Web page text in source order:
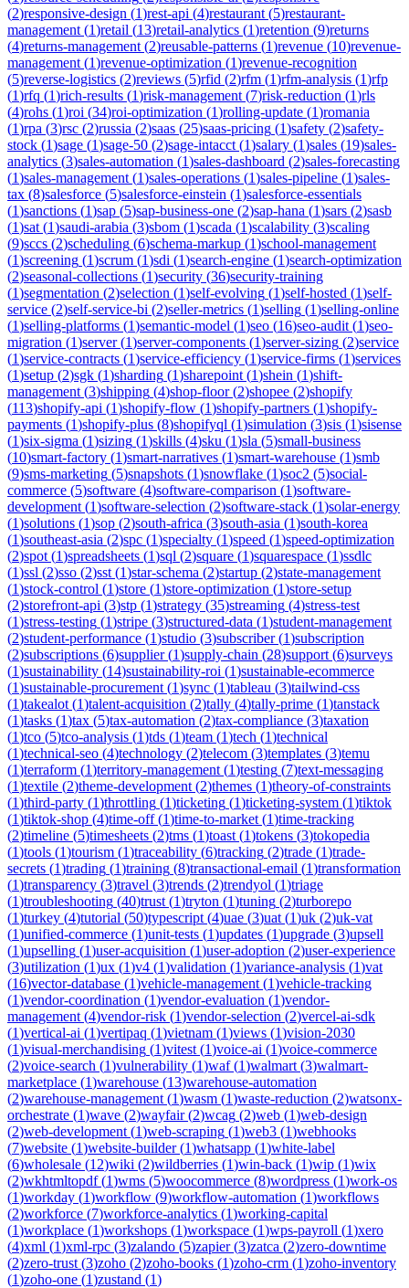
(2)responsive-design (1)rest-api (4)restaurant (5)restaurant-
management (1)retail (13)retail-analytics (1)retention (9)returns
(4)returns-management (2)reusable-patterns (1)revenue (10)revenue-
management (1)revenue-optimization (1)revenue-recognition
(5)reverse-logistics (2)reviews (5)rfid (2)rfm (1)rfm-analysis (1)rfp
(1)rfq (1)rich-results (1)risk-management (7)risk-reduction (1)rls
(4)rohs (1)roi (34)roi-optimization (1)rolling-update (1)romania
(1)rpa (3)rsc (2)russia (2)saas (25)saas-pricing (1)safety (2)safety-
stock (1)sage (1)sage-50 (2)sage-intacct (1)salary (1)sales (19)sales-
analytics (3)sales-automation (1)sales-dashboard (2)sales-forecasting
(1)sales-management (1)sales-operations (1)sales-pipeline (1)sales-
tax (8)salesforce (5)salesforce-einstein (1)salesforce-essentials
(1)sanctions (1)sap (5)sap-business-one (2)sap-hana (1)sars (2)sasb
(1)sat (1)saudi-arabia (3)sbom (1)scada (1)scalability (3)scaling
(9)sccs (2)scheduling (6)schema-markup (1)school-management
(1)screening (1)scrum (1)sdi (1)search-engine (1)search-optimization
(2)seasonal-collections (1)security (36)security-training
(1)segmentation (2)selection (1)self-evolving (1)self-hosted (1)self-
service (2)self-service-bi (2)seller-metrics (1)selling (1)selling-online
(1)selling-platforms (1)semantic-model (1)seo (16)seo-audit (1)seo-
migration (1)server(1)server-components (1)server-sizing (2)service
(1)service-contracts (1)service-efficiency (1)service-firms (1)services
(1)setup (2)sgk (1)sharding (1)sharepoint (1)shein (1)shift-
management (3)shipping (4)shop-floor(2)shopee (2)shopify
(113)shopify-api (1)shopify-flow (1)shopify-partners (1)shopify-
payments (1)shopify-plus (8)shopifyql (1)simulation (3)sis (1)sisense
(1)six-sigma (1)sizing (1)skills (4)sku (1)sla (5)small-business
(10)smart-factory (1)smart-narratives (1)smart-warehouse (1)smb
(9)sms-marketing (5)snapshots (1)snowflake (1)soc2 (5)social-
commerce (5)software (4)software-comparison (1)software-
development (1)software-selection (2)software-stack (1)solar-energy
(1)solutions (1)sop (2)south-africa (3)south-asia (1)south-korea
(1)southeast-asia (2)spc (1)specialty (1)speed (1)speed-optimization
(2)spot (1)spreadsheets (1)sql (2)square (1)squarespace (1)ssdlc
(1)ssl (2)sso (2)sst (1)star-schema (2)startup (2)state-management
(1)stock-control (1)store (1)store-optimization (1)store-setup
(2)storefront-api (3)stp (1)strategy (35)streaming (4)stress-test
(1)stress-testing (1)stripe (3)structured-data (1)student-management
(2)student-performance (1)studio (3)subscriber(1)subscription
(2)subscriptions (6)supplier(1)supply-chain (28)support (6)surveys
(1)sustainability (14)sustainability-roi (1)sustainable-ecommerce
(1)sustainable-procurement (1)sync (1)tableau (3)tailwind-css
(1)takealot (1)talent-acquisition (2)tally (4)tally-prime (1)tanstack
(1)tasks (1)tax (5)tax-automation (2)tax-compliance (3)taxation
(1)tco (5)tco-analysis (1)tds (1)team (1)tech (1)technical
(1)technical-seo (4)technology (2)telecom (3)templates (3)temu
(1)terraform (1)territory-management (1)testing (7)text-messaging
(1)textile (2)theme-development (2)themes (1)theory-of-constraints
(1)third-party (1)throttling (1)ticketing (1)ticketing-system (1)tiktok
(1)tiktok-shop (4)time-off(1)time-to-market (1)time-tracking
(2)timeline (5)timesheets (2)tms (1)toast (1)tokens (3)tokopedia
(1)tools (1)tourism (1)traceability (6)tracking (2)trade (1)trade-
secrets (1)trading (1)training (8)transactional-email (1)transformation
(1)transparency (3)travel (3)trends (2)trendyol (1)triage
(1)troubleshooting (40)trust (1)tryton (1)tuning (2)turborepo
(1)turkey (4)tutorial (50)typescript (4)uae (3)uat (1)uk (2)uk-vat
(1)unified-commerce (1)unit-tests (1)updates (1)upgrade (3)upsell
(1)upselling (1)user-acquisition (1)user-adoption (2)user-experience
(3)utilization (1)ux (1)v4 (1)validation (1)variance-analysis (1)vat
(16)vector-database (1)vehicle-management (1)vehicle-tracking
(1)vendor-coordination (1)vendor-evaluation (1)vendor-
management (4)vendor-risk (1)vendor-selection (2)vercel-ai-sdk
(1)vertical-ai (1)vertipaq (1)vietnam (1)views (1)vision-2030
(1)visual-merchandising (1)vitest (1)voice-ai (1)voice-commerce
(2)voice-search (1)vulnerability (1)waf(1)walmart (3)walmart-
marketplace (1)warehouse (13)warehouse-automation
(2)warehouse-management (1)wasm (1)waste-reduction (2)watsonx-
orchestrate (1)wave (2)wayfair(2)wcag (2)web (1)web-design
(2)web-development (1)web-scraping (1)web3 (1)webhooks
(7)website (1)website-builder(1)whatsapp (1)white-label
(6)wholesale (12)wiki (2)wildberries (1)win-back (1)wip (1)wix
(2)wkhtmltopdf(1)wms (5)woocommerce (8)wordpress (1)work-os
(1)workday (1)workflow (9)workflow-automation (1)workflows
(2)workforce (7)workforce-analytics (1)working-capital
(1)workplace (1)workshops (1)workspace (1)wps-payroll (1)xero
(4)xml (1)xml-rpc (3)zalando (5)zapier(3)zatca (2)zero-downtime
(2)zero-trust (3)zoho (2)zoho-books (1)zoho-crm (1)zoho-inventory
(1)zoho-one (1)zustand (1)